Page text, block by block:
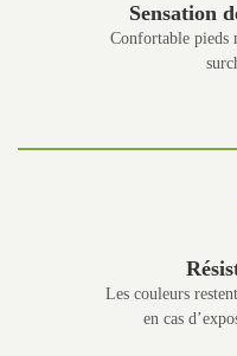
Sensation
Confortable pieds
Les couleurs
en cas